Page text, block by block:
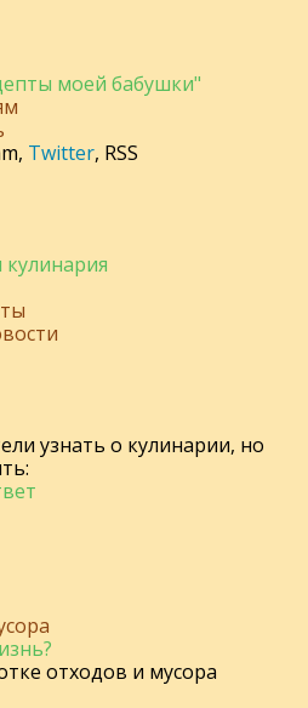
моей бабушки"
, Twitter, RSS
узнать о кулинарии, но
отходов и мусора